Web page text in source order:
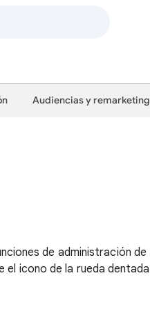
Audiencias y remarketing
de administración de
el icono de la rueda dentada